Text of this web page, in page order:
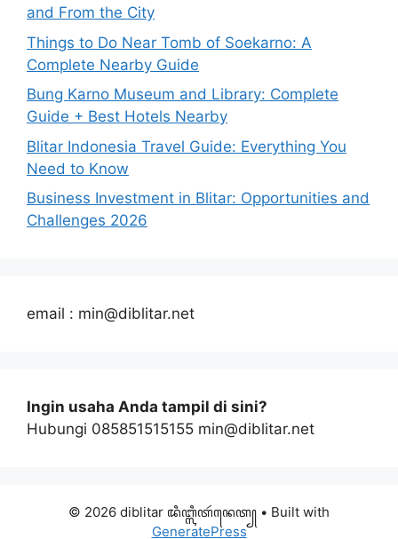
and From the City
Things to Do Near Tomb of Soekarno: A
Complete Nearby Guide
Bung Karno Museum and Library: Complete
Guide + Best Hotels Nearby
Blitar Indonesia Travel Guide: Everything You
Need to Know
Business Investment in Blitar: Opportunities and
Challenges 2026
email : min@diblitar.net
Ingin usaha Anda tampil di sini?
Hubungi 085851515155 min@diblitar.net
© 2026 diblitar ꦢꦶꦧ꧀ꦭꦶꦠꦂꦤꦺꦠ꧀ • Built with
GeneratePress